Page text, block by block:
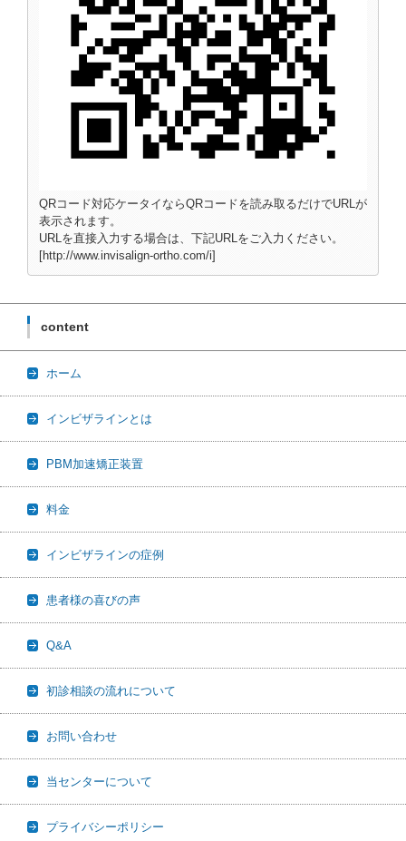
QRコード対応ケータイならQRコードを読み取るだけでURLが
表示されます。
URLを直接入力する場合は、下記URLをご入力ください。
[http://www.invisalign-ortho.com/i]
content
ホーム
インビザラインとは
PBM加速矯正装置
料金
インビザラインの症例
患者様の喜びの声
Q&A
初診相談の流れについて
お問い合わせ
当センターについて
プライバシーポリシー